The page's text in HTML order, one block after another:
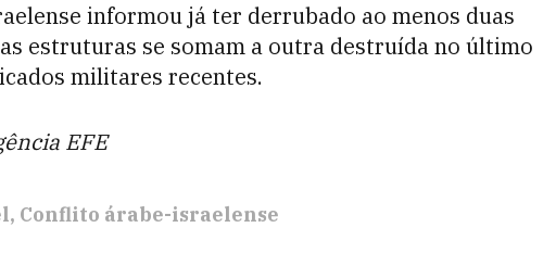
informou já ter derrubado ao menos duas
estruturas se somam a outra destruída no último
militares recentes.
EFE
Conflito árabe-israelense